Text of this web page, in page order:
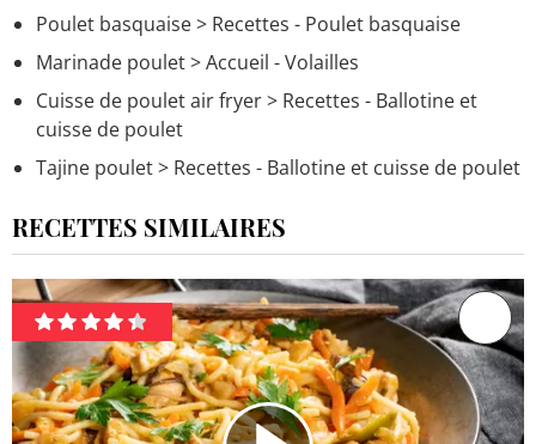
Poulet basquaise> Recettes - Poulet basquaise
Marinade poulet> Accueil - Volailles
Cuisse de poulet air fryer> Recettes - Ballotine et
cuisse de poulet
Tajine poulet> Recettes - Ballotine et cuisse de poulet
RECETTES SIMILAIRES